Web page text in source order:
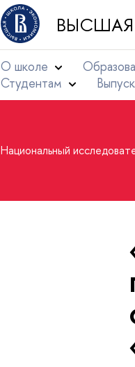
О школе
Студентам
Национальный